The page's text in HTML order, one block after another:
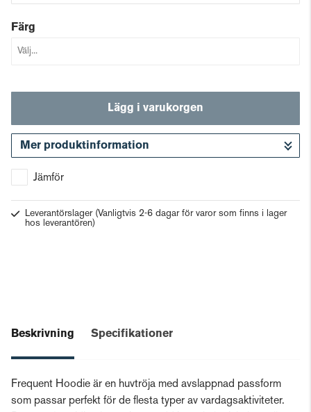
Färg
Lägg i varukorgen
Mer produktinformation
Jämför
Leverantörslager (Vanligtvis 2-6 dagar för varor som finns i lager
hos leverantören)
Beskrivning Specifikationer
Frequent Hoodie är en huvtröja med avslappnad passform
som passar perfekt för de flesta typer av vardagsaktiviteter.